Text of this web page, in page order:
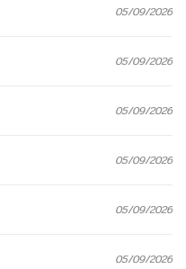
05/09/2026
05/09/2026
05/09/2026
05/09/2026
05/09/2026
05/09/2026